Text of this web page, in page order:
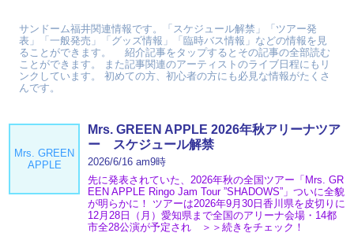
サンドーム福井関連情報です。「スケジュール解禁」「ツアー発
表」「一般発売」「グッズ情報」「臨時バス情報」などの情報を見
ることができます。 紹介記事をタップするとその記事の全部読む
ことができます。 また記事関連のアーティストのライブ日程にもリ
ンクしています。 初めての方、初心者の方にも必見な情報がたくさ
んです。
Mrs. GREEN
APPLE
Mrs. GREEN APPLE 2026年秋アリーナツア
ー スケジュール解禁
2026/6/16 am9時
先に発表されていた、2026年秋の全国ツアー「Mrs. GR
EEN APPLE Ringo Jam Tour ”SHADOWS”」ついに全貌
が明らかに！ ツアーは2026年9月30日香川県を皮切りに
12月28日（月）愛知県まで全国のアリーナ会場・14都
市全28公演が予定され ＞＞続きをチェック！